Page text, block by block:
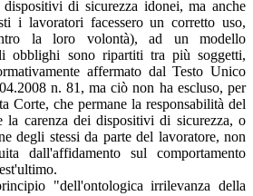
di sicurezza idonei, ma anche
i lavoratori facessero un corretto uso,
la loro volontà), ad un modello
obblighi sono ripartiti tra più soggetti,
affermato dal Testo Unico
n. 81, ma ciò non ha escluso, per
Corte, che permane la responsabilità del
la carenza dei dispositivi di sicurezza, o
degli stessi da parte del lavoratore, non
dall'affidamento sul comportamento
"dell'ontologica irrilevanza della